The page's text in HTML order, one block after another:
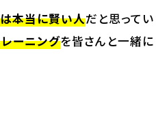
は本当に賢い人だと思ってい
ーニングを皆さんと一緒に